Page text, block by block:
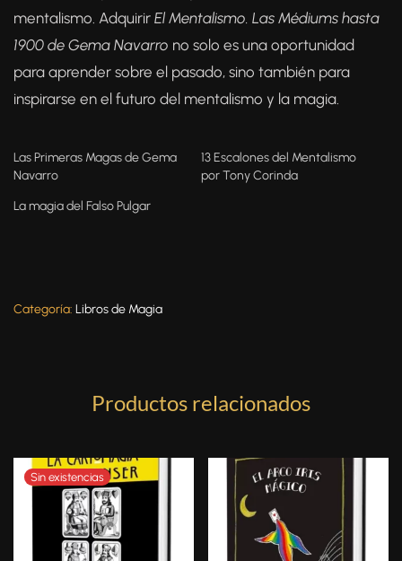
mentalismo. Adquirir El Mentalismo. Las Médiums hasta
1900 de Gema Navarro no solo es una oportunidad
para aprender sobre el pasado, sino también para
inspirarse en el futuro del mentalismo y la magia.
Las Primeras Magas de Gema
Navarro
13 Escalones del Mentalismo
por Tony Corinda
La magia del Falso Pulgar
Categoría: Libros de Magia
Productos relacionados